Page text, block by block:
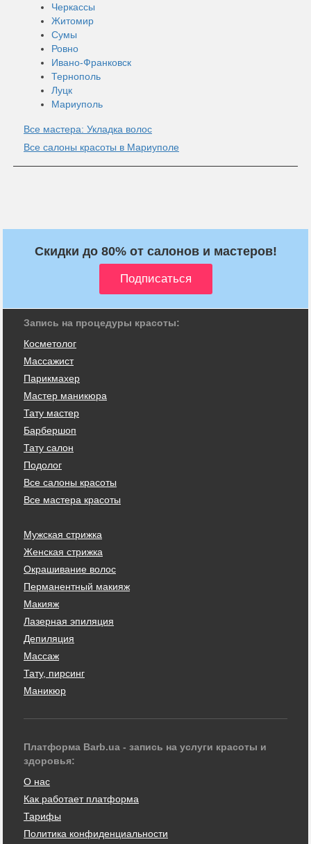
Черкассы
Житомир
Сумы
Ровно
Ивано-Франковск
Тернополь
Луцк
Мариуполь
Все мастера: Укладка волос
Все салоны красоты в Мариуполе
Скидки до 80% от салонов и мастеров!
Запись на процедуры красоты:
Косметолог
Массажист
Парикмахер
Мастер маникюра
Тату мастер
Барбершоп
Тату салон
Подолог
Все салоны красоты
Все мастера красоты
Мужская стрижка
Женская стрижка
Окрашивание волос
Перманентный макияж
Макияж
Лазерная эпиляция
Депиляция
Массаж
Тату, пирсинг
Маникюр
Платформа Barb.ua - запись на услуги красоты и
здоровья:
О нас
Как работает платформа
Тарифы
Политика конфиденциальности